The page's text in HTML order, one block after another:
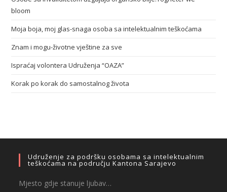
bloom
Moja boja, moj glas-snaga osoba sa intelektualnim teškoćama
Znam i mogu-životne vještine za sve
Ispraćaj volontera Udruženja “OAZA”
Korak po korak do samostalnog života
Udruženje za podršku osobama sa intelektualnim
teškoćama na području Kantona Sarajevo
Mjesto gdje stanuje ljubav…